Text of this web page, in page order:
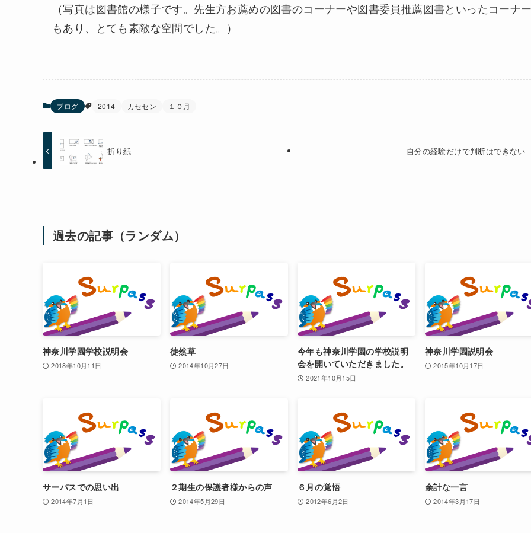
（写真は図書館の様子です。先生方お薦めの図書のコーナーや図書委員推薦図書といったコーナ
もあり、とても素敵な空間でした。）
ブログ 2014 カセセン １０月
折り紙 自分の経験だけで判断はできない
過去の記事（ランダム）
神奈川学園学校説明会
2018年10月11日
徒然草
2014年10月27日
今年も神奈川学園の学校説明
会を開いていただきました。
2021年10月15日
神奈川学園説明会
2015年10月17日
サーパスでの思い出
2014年7月1日
２期生の保護者様からの声
2014年5月29日
６月の覚悟
2012年6月2日
余計な一言
2014年3月17日